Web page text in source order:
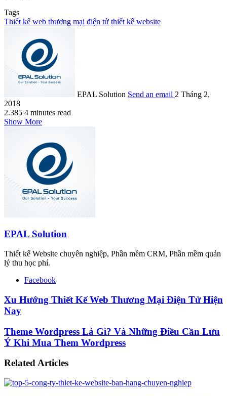
Tags
Thiết kế web thương mại điện tử thiết kế website
EPAL Solution Send an email 2 Tháng 2,
2018
2.385 4 minutes read
Show More
EPAL Solution
Thiết kế Website chuyên nghiệp, Phần mềm CRM, Phần mềm quản
lý thu học phí.
Facebook
Xu Hướng Thiết Kế Web Thương Mại Điện Tử Hiện
Nay
Theme Wordpress Là Gì? Và Những Điều Cần Lưu
Ý Khi Mua Them Wordpress
Related Articles